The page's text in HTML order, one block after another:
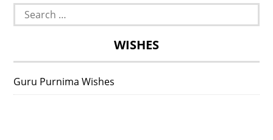
Search
for:
WISHES
Guru Purnima Wishes